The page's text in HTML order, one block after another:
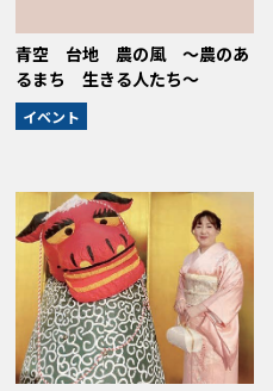
青空 台地 農の風 ～農のあ
るまち 生きる人たち～
イベント